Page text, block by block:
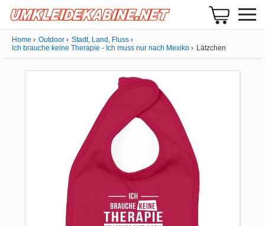
Home Outdoor
Stadt, Land, Fluss
Ich brauche keine Therapie - Ich muss nur nach Mexiko
Lätzchen